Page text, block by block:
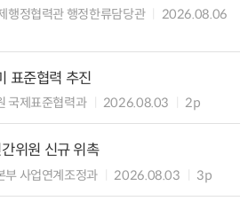
행정협력관 행정한류담당관
2026.08.06
표준협력 추진
국제표준협력과 2026.08.03 2p
위원 신규 위촉
부 사업연계조정과 2026.08.03 3p